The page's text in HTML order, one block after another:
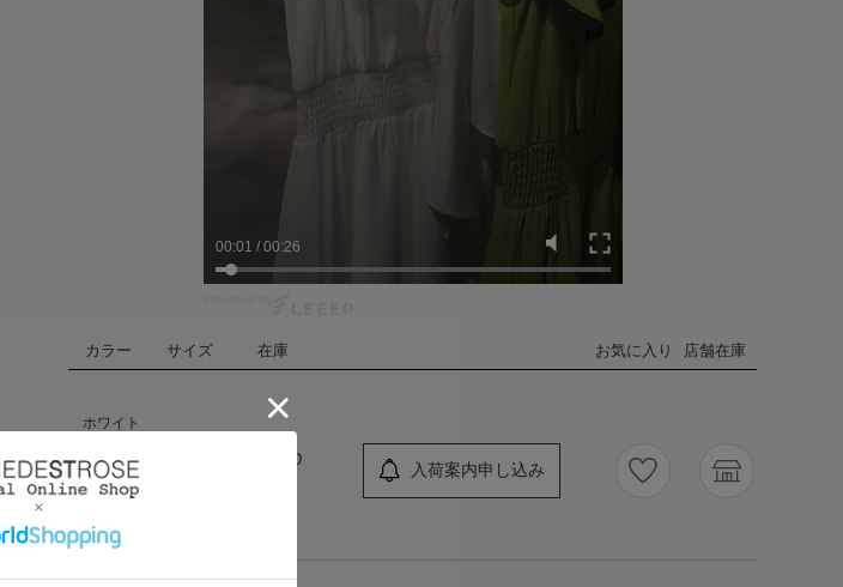
00:02 / 00:26
カラー サイズ 在庫 お気に入り 店舗在庫
ホワイト
SOLD
入荷案内申し込み
ハート
オレンジ